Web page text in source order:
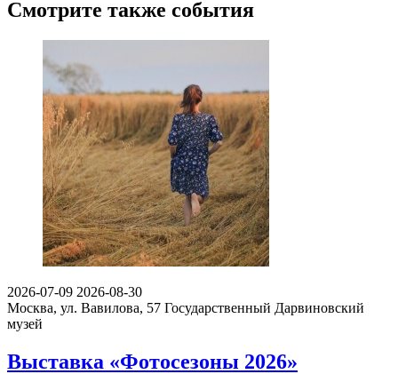
Смотрите также события
2026-07-09 2026-08-30
Москва, ул. Вавилова, 57 Государственный Дарвиновский
музей
Выставка «Фотосезоны 2026»